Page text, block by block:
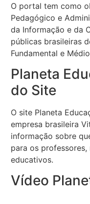
O portal tem como
Pedagógico e
da Informação e da
públicas brasileiras
Fundamental e
Planeta
do Site
O site Planeta
empresa brasileira
informação sobre
para os
educativos.
Vídeo